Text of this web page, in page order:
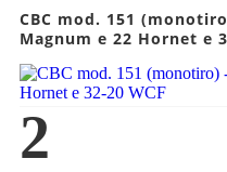
CBC mod. 151
Magnum e 22 Hornet e
2